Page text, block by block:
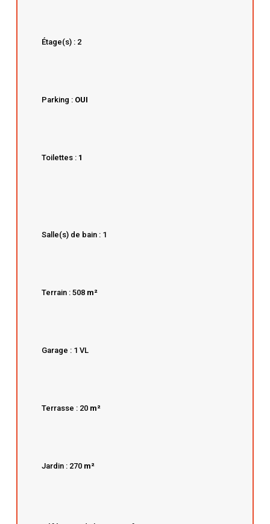
Étage(s) : 2
Parking : OUI
Toilettes : 1
Salle(s) de bain : 1
Terrain : 508 m²
Garage : 1 VL
Terrasse : 20 m²
Jardin : 270 m²